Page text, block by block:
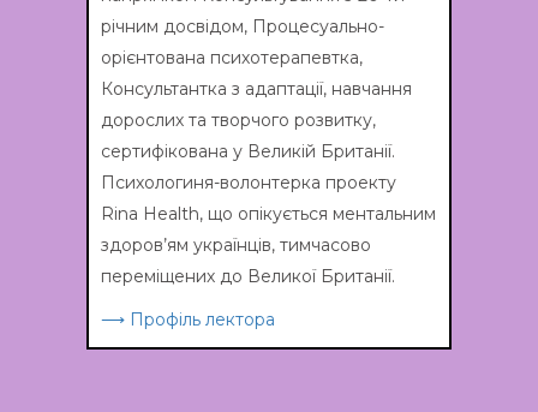
річним досвідом, Процесуально-
орієнтована психотерапевтка,
Консультантка з адаптації, навчання
дорослих та творчого розвитку,
сертифікована у Великій Британії.
Психологиня-волонтерка проекту
Rina Health, що опікується ментальним
здоров’ям українців, тимчасово
переміщених до Великої Британії.
⟶ Профіль лектора